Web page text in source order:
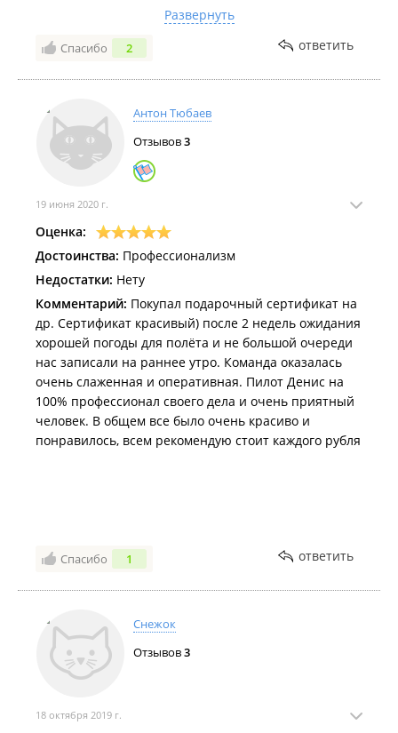
Мало того, что летом они летают либо в 5 утра, либо
в 18 вечера, так и в это время полетов фактически
нет, то облачность, то морось, то ветер.
реализацию - "единица".
Развернуть
Спасибо 2 ответить
Антон Тюбаев
Отзывов3
19 июня 2020 г.
Оценка:
Достоинства: Профессионализм
Недостатки: Нету
Комментарий: Покупал подарочный сертификат на
др. Сертификат красивый) после 2 недель ожидания
хорошей погоды для полёта и не большой очереди
нас записали на раннее утро. Команда оказалась
очень слаженная и оперативная. Пилот Денис на
100% профессионал своего дела и очень приятный
человек. В общем все было очень красиво и
понравилось, всем рекомендую стоит каждого рубля
Спасибо 1 ответить
Снежок
Отзывов3
18 октября 2019 г.